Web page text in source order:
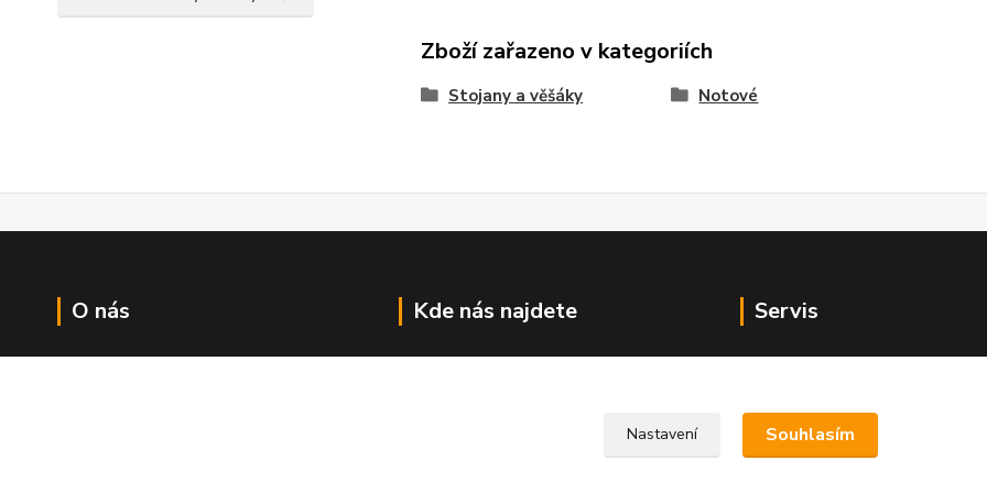
Zboží zařazeno v kategoriích
Stojany a věšáky Notové
O nás Kde nás najdete Servis
Nastavení Souhlasím